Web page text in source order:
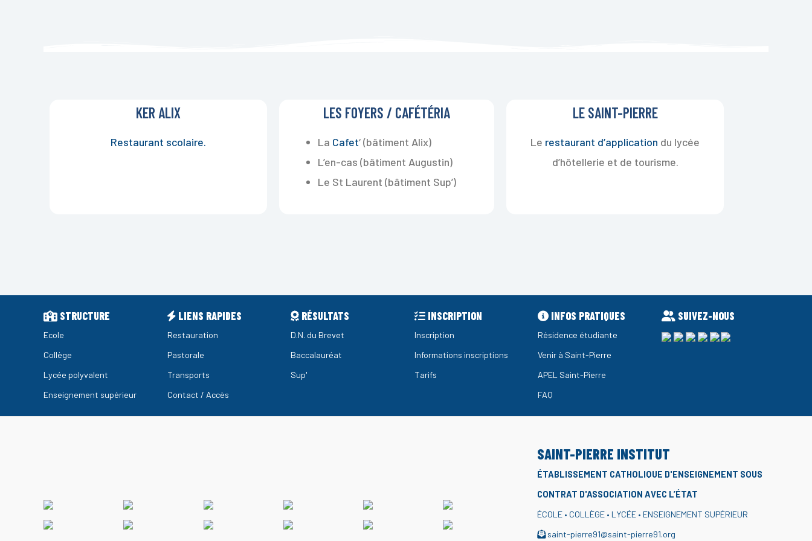
KER ALIX
Restaurant scolaire.
LES FOYERS / CAFÉTÉRIA
La Cafet‘ (bâtiment Alix)
L’en-cas (bâtiment Augustin)
Le St Laurent (bâtiment Sup’)
LE SAINT-PIERRE
Le restaurant d’application du lycée
d’hôtellerie et de tourisme.
STRUCTURE
Ecole
Collège
Lycée polyvalent
Enseignement supérieur
LIENS RAPIDES
Restauration
Pastorale
Transports
Contact / Accès
RÉSULTATS
D.N. du Brevet
Baccalauréat
Sup'
INSCRIPTION
Inscription
Informations inscriptions
Tarifs
INFOS PRATIQUES
Résidence étudiante
Venir à Saint-Pierre
APEL Saint-Pierre
FAQ
SUIVEZ-NOUS
SAINT-PIERRE INSTITUT
ÉTABLISSEMENT CATHOLIQUE D'ENSEIGNEMENT SOUS
CONTRAT D'ASSOCIATION AVEC L’ÉTAT
ÉCOLE • COLLÈGE • LYCÉE • ENSEIGNEMENT SUPÉRIEUR
saint-pierre91@saint-pierre91.org